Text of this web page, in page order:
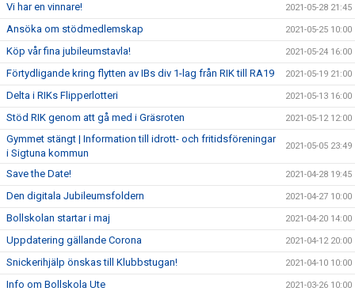
Vi har en vinnare! 2021-05-28 21:45
Ansöka om stödmedlemskap 2021-05-25 10:00
Köp vår fina jubileumstavla! 2021-05-24 16:00
Förtydligande kring flytten av IBs div 1-lag från RIK till RA19 2021-05-19 21:00
Delta i RIKs Flipperlotteri 2021-05-13 16:00
Stöd RIK genom att gå med i Gräsroten 2021-05-12 12:00
Gymmet stängt | Information till idrott- och fritidsföreningar
i Sigtuna kommun
2021-05-05 23:49
Save the Date! 2021-04-28 19:45
Den digitala Jubileumsfoldern 2021-04-27 10:00
Bollskolan startar i maj 2021-04-20 14:00
Uppdatering gällande Corona 2021-04-12 20:00
Snickerihjälp önskas till Klubbstugan! 2021-04-10 10:00
Info om Bollskola Ute 2021-03-26 10:00